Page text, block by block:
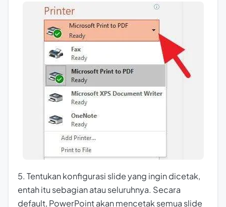
5. Tentukan konfigurasi slide yang ingin dicetak,
entah itu sebagian atau seluruhnya. Secara
default, PowerPoint akan mencetak semua slide